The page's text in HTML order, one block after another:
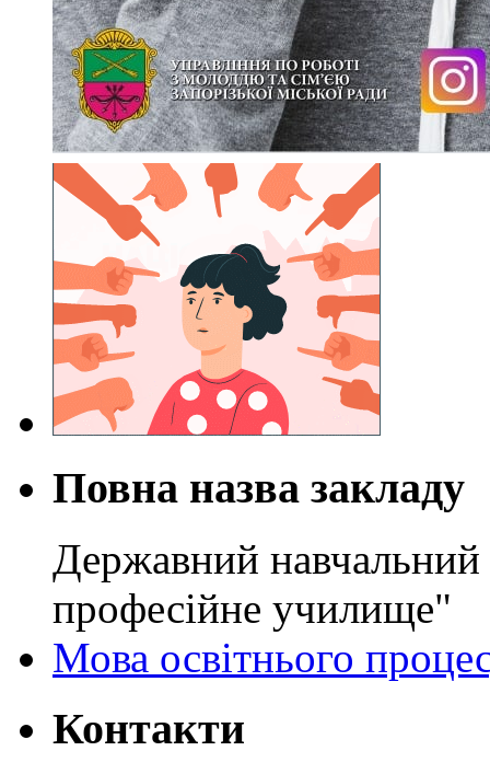
Повна назва закладу
Державний навчальний
професійне училище"
Мова освітнього
Контакти